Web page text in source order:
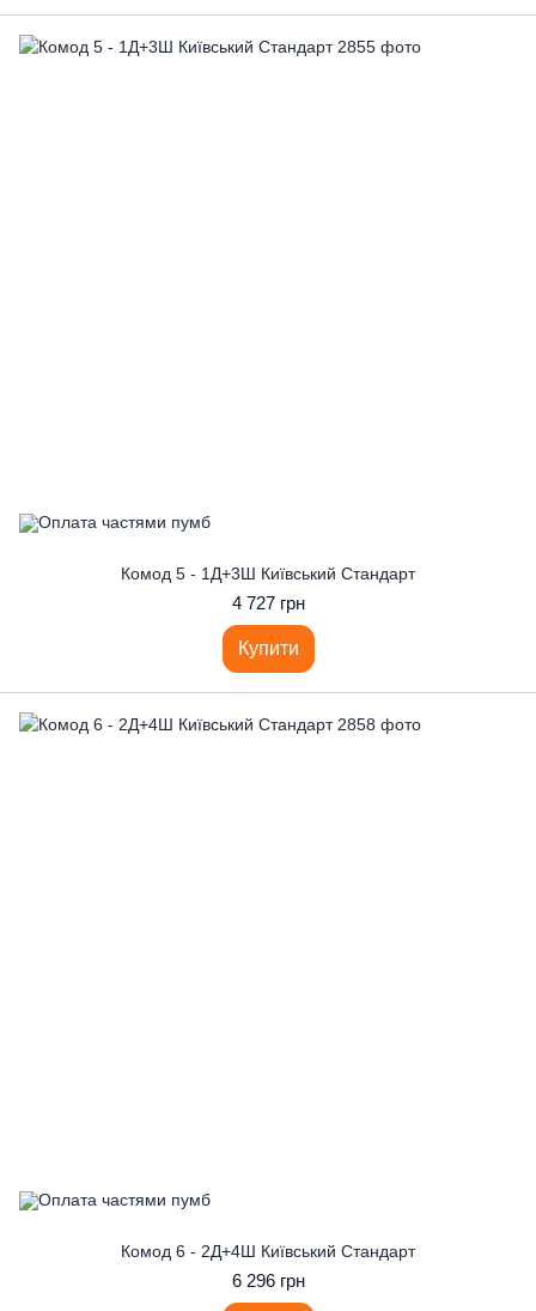
Комод 5 - 1Д+3Ш Київський Стандарт
4 727 грн
Купити
Комод 6 - 2Д+4Ш Київський Стандарт
6 296 грн